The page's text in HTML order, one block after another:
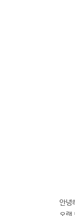
안녕